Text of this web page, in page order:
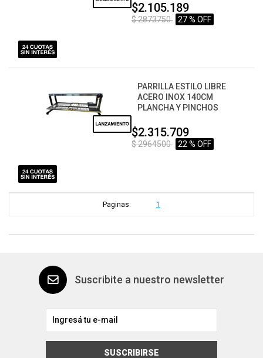
$2.105.189
$ 2873750 27 % OFF
PARRILLA ESTILO LIBRE
ACERO INOX 140CM
PLANCHA Y PINCHOS
$2.315.709
$ 2964500 22 % OFF
Paginas: 1
Suscribite a nuestro newsletter
SUSCRIBIRSE